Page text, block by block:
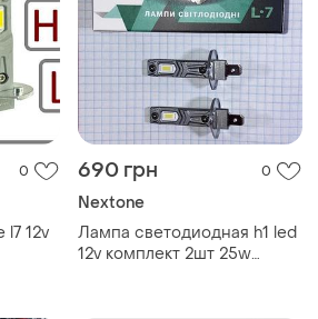
0
l7 12v
690 грн 0
Nextone
Лампа светодиодная h1 led
12v комплект 2шт 25w